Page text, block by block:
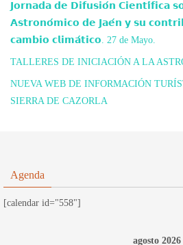
𝗝𝗼𝗿𝗻𝗮𝗱𝗮 𝗱𝗲 𝗗𝗶𝗳𝘂𝘀𝗶𝗼́𝗻 𝗖𝗶𝗲𝗻𝘁𝗶́𝗳𝗶𝗰𝗮
𝗔𝘀𝘁𝗿𝗼𝗻𝗼́𝗺𝗶𝗰𝗼 𝗱𝗲 𝗝𝗮𝗲́𝗻 𝘆 𝘀𝘂
𝗰𝗮𝗺𝗯𝗶𝗼 𝗰𝗹𝗶𝗺𝗮́𝘁𝗶𝗰𝗼. 27 de Mayo.
TALLERES DE INICIACIÓN A LA
NUEVA WEB DE INFORMACIÓN
SIERRA DE CAZORLA
Agenda
[calendar id="558"]
agosto 2026